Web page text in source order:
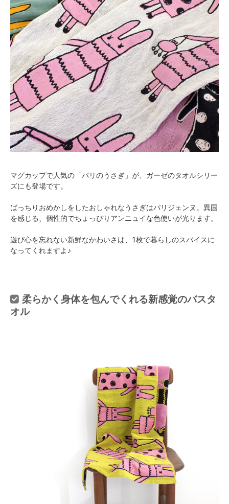
マグカップで人気の「パリのうさぎ」が、ガーゼのタオルシリー
ズにも登場です。
ばっちりおめかしをしたおしゃれなうさぎはパリジェンヌ。異国
を感じる、個性的でちょっぴりアンニュイな色使いが光ります。
遊び心を忘れない新鮮なかわいさは、1枚で暮らしのスパイスに
なってくれますよ♪
柔らかく身体を包んでくれる新感覚のバスタ
オル